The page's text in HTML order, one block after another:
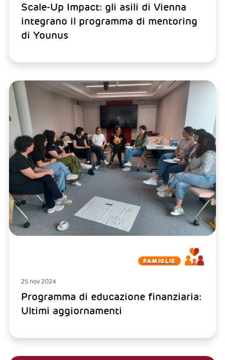
Scale-Up Impact: gli asili di Vienna
integrano il programma di mentoring
di Younus
FAMIGLIE
25 nov 2024
Programma di educazione finanziaria:
Ultimi aggiornamenti